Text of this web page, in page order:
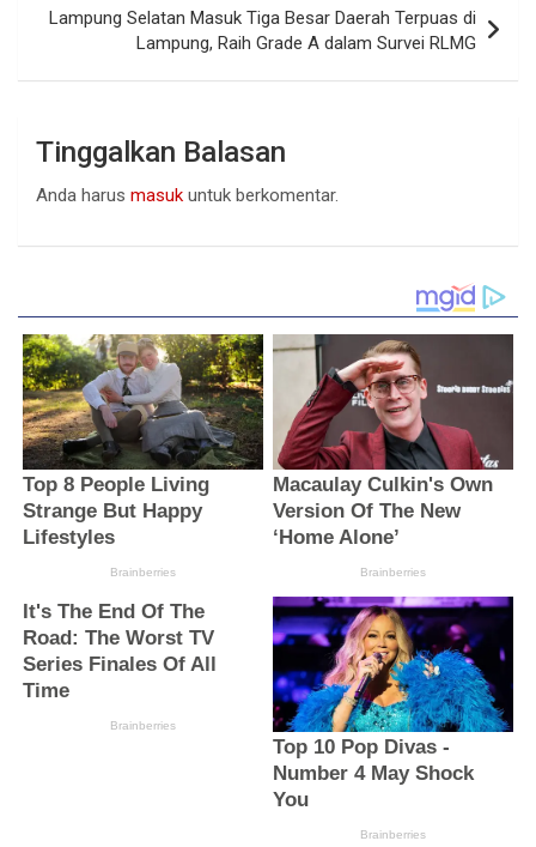
Lampung Selatan Masuk Tiga Besar Daerah Terpuas di
Lampung, Raih Grade A dalam Survei RLMG
Tinggalkan Balasan
Anda harus masuk untuk berkomentar.